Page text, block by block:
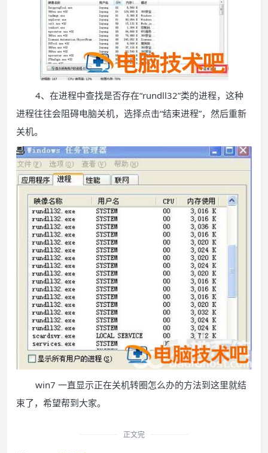
4、在进程中查找是否存在“rundll32”类的进程，这种
进程往往会阻碍电脑关机，选择点击“结束进程”，然后重新
关机。
win7 一直显示正在关机转圈怎么办的方法到这里就结
束了，希望帮到大家。
正文完